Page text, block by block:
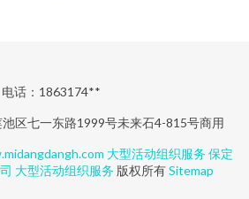
电话：1863174**
区七一东路1999号未来石4-815号商用
大型活动组织服务 保定
大型活动组织服务 版权所有Sitemap